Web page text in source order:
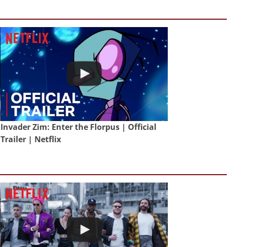
Invader Zim: Enter the Florpus | Official
Trailer | Netflix